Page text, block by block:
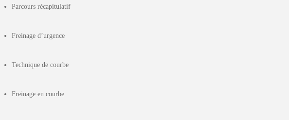
Parcours récapitulatif
Freinage d’urgence
Technique de courbe
Freinage en courbe